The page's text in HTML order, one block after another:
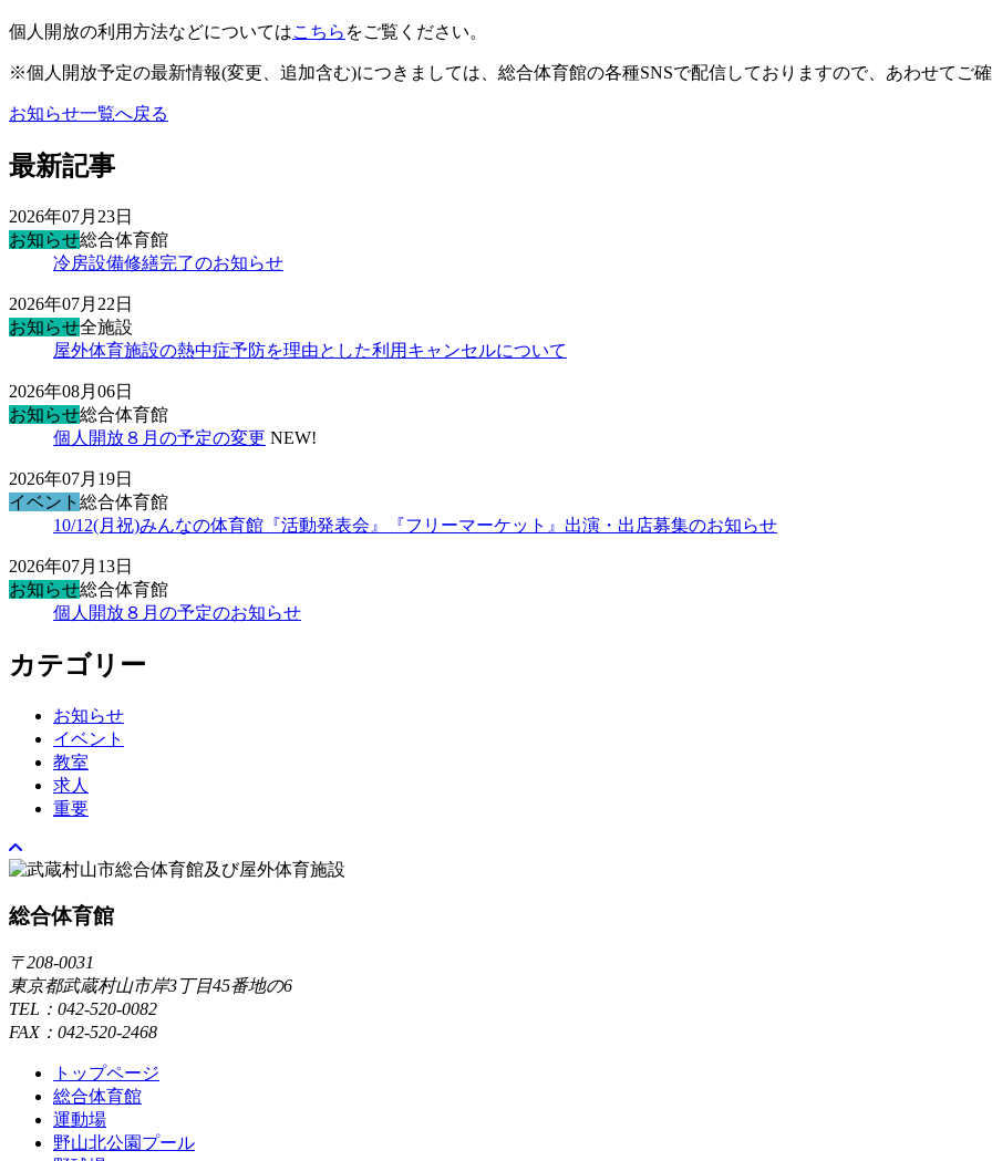
個人開放の利用方法などについてはこちら をご覧ください。
※個人開放予定の最新情報(変更、追加含む)につきましては、総合体育館の各種SNSで配信しておりますので、あわせてご確
お知らせ一覧へ戻る
最新記事
2026年07月23日
お知らせ総合体育館
冷房設備修繕完了のお知らせ
2026年07月22日
お知らせ全施設
屋外体育施設の熱中症予防を理由とした利用キャンセルについて
2026年08月06日
お知らせ総合体育館
個人開放８月の予定の変更 NEW!
2026年07月19日
イベント 総合体育館
10/12(月祝)みんなの体育館『活動発表会』『フリーマーケット』出演・出店募集のお知らせ
2026年07月13日
お知らせ総合体育館
個人開放８月の予定のお知らせ
カテゴリー
お知らせ
イベント
教室
求人
重要
総合体育館
〒208-0031
東京都武蔵村山市岸3丁目45番地の6
TEL：042-520-0082
FAX：042-520-2468
トップページ
総合体育館
運動場
野山北公園プール